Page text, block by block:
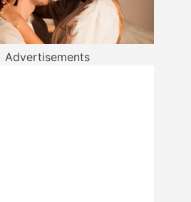
Advertisements